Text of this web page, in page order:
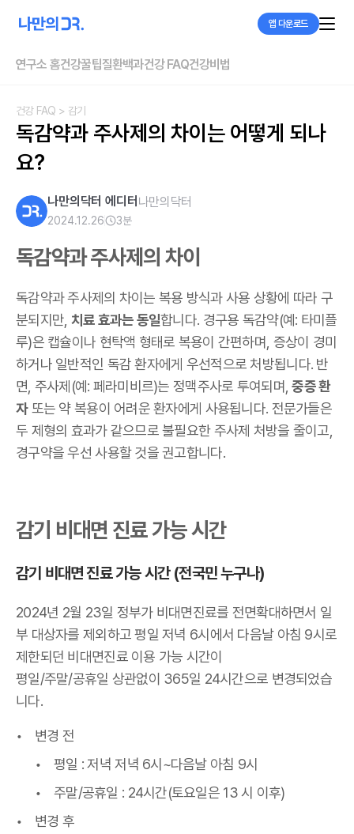
앱 다운로드
연구소 홈건강꿀팁질환백과건강 FAQ건강비법
건강 FAQ > 감기
독감약과 주사제의 차이는 어떻게 되나
요?
나만의닥터 에디터 나만의닥터
2024.12.26 3분
독감약과 주사제의 차이
독감약과 주사제의 차이는 복용 방식과 사용 상황에 따라 구
분되지만, 치료 효과는 동일합니다. 경구용 독감약(예: 타미플
루)은 캡슐이나 현탁액 형태로 복용이 간편하며, 증상이 경미
하거나 일반적인 독감 환자에게 우선적으로 처방됩니다. 반
면, 주사제(예: 페라미비르)는 정맥주사로 투여되며,중증 환
자또는 약 복용이 어려운 환자에게 사용됩니다. 전문가들은
두 제형의 효과가 같으므로 불필요한 주사제 처방을 줄이고,
경구약을 우선 사용할 것을 권고합니다.
감기 비대면 진료 가능 시간
감기 비대면 진료 가능 시간 (전국민 누구나)
2024년 2월 23일 정부가 비대면진료를 전면확대하면서 일
부 대상자를 제외하고 평일 저녁 6시에서 다음날 아침 9시로
제한되던 비대면진료 이용 가능 시간이
평일/주말/공휴일 상관없이 365일 24시간으로 변경되었습
니다.
변경 전
평일 : 저녁 저녁 6시~다음날 아침 9시
주말/공휴일 : 24시간(토요일은 13 시 이후)
변경 후